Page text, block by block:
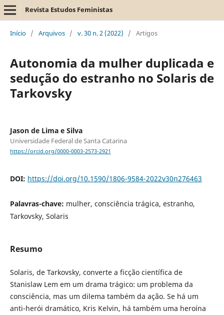
Revista Estudos Feministas
Início / Arquivos / v. 30 n. 2 (2022) / Artigos
Autonomia da mulher duplicada e
sedução do estranho no Solaris de
Tarkovsky
Jason de Lima e Silva
Universidade Federal de Santa Catarina
https://orcid.org/0000-0003-2573-2921
DOI: https://doi.org/10.1590/1806-9584-2022v30n276463
Palavras-chave: mulher, consciência trágica, estranho,
Tarkovsky, Solaris
Resumo
Solaris, de Tarkovsky, converte a ficção científica de
Stanislaw Lem em um drama trágico: um problema da
consciência, mas um dilema também da ação. Se há um
anti-herói dramático, Kris Kelvin, há também uma heroína